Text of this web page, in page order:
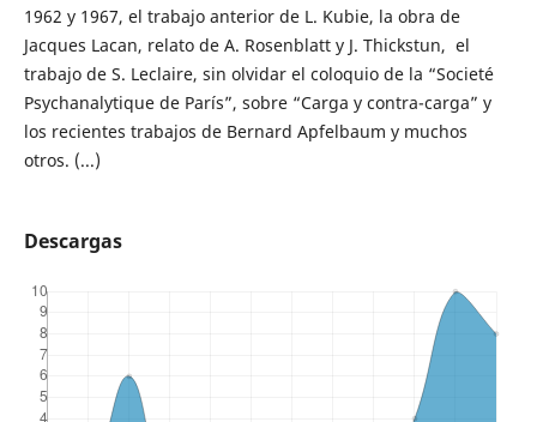
1962 y 1967, el trabajo anterior de L. Kubie, la obra de
Jacques Lacan, relato de A. Rosenblatt y J. Thickstun, el
trabajo de S. Leclaire, sin olvidar el coloquio de la “Societé
Psychanalytique de París”, sobre “Carga y contra-carga” y
los recientes trabajos de Bernard Apfelbaum y muchos
otros. (...)
Descargas